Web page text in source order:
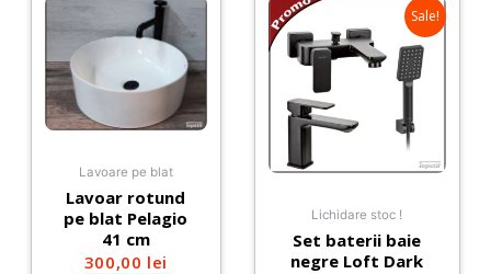
Lavoare pe blat
Lavoar rotund
pe blat Pelagio
41 cm
300,00 lei
Sale!
Lichidare stoc !
Set baterii baie
negre Loft Dark